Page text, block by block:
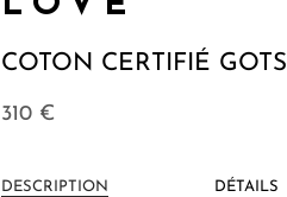
COTON CERTIFIÉ GOTS
310 €
DESCRIPTION DÉTAILS